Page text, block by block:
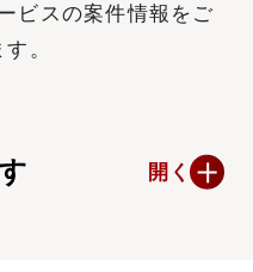
ビスの案件情報をご
。
開く